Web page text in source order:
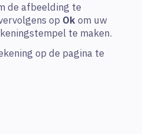
de afbeelding te
op Okom uw
te maken.
op de pagina te